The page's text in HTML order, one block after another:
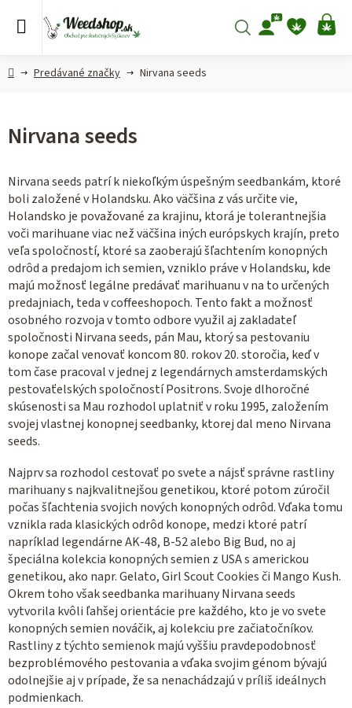
Hľadať
DomovPredávané značky Nirvana seeds
Nirvana seeds
Nirvana seeds patrí k niekoľkým úspešným seedbankám, ktoré
boli založené v Holandsku. Ako väčšina z vás určite vie,
Holandsko je považované za krajinu, ktorá je tolerantnejšia
voči marihuane viac než väčšina iných európskych krajín, preto
veľa spoločností, ktoré sa zaoberajú šľachtením konopných
odrôd a predajom ich semien, vzniklo práve v Holandsku, kde
majú možnosť legálne predávať marihuanu v na to určených
predajniach, teda v coffeeshopoch. Tento fakt a možnosť
osobného rozvoja v tomto odbore využil aj zakladateľ
spoločnosti Nirvana seeds, pán Mau, ktorý sa pestovaniu
konope začal venovať koncom 80. rokov 20. storočia, keď v
tom čase pracoval v jednej z legendárnych amsterdamských
pestovaťelských spoločností Positrons. Svoje dlhoročné
skúsenosti sa Mau rozhodol uplatniť v roku 1995, založením
svojej vlastnej konopnej seedbanky, ktorej dal meno Nirvana
seeds.
Najprv sa rozhodol cestovať po svete a nájsť správne rastliny
marihuany s najkvalitnejšou genetikou, ktoré potom zúročil
počas šľachtenia svojich nových konopných odrôd. Vďaka tomu
vznikla rada klasických odrôd konope, medzi ktoré patrí
napríklad legendárne AK-48, B-52 alebo Big Bud, no aj
špeciálna kolekcia konopných semien z USA s americkou
genetikou, ako napr. Gelato, Girl Scout Cookies či Mango Kush.
Okrem toho však seedbanka marihuany Nirvana seeds
vytvorila kvôli ľahšej orientácie pre každého, kto je vo svete
konopných semien nováčik, aj kolekciu pre začiatočníkov.
Rastliny z týchto semienok majú vyššiu pravdepodobnosť
bezproblémového pestovania a vďaka svojim génom bývajú
odolnejšie aj v prípade, že sa nenachádzajú v príliš ideálnych
podmienkach.